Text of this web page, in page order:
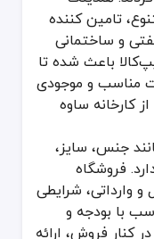
انواع و برندهای مختلف
بزرگ یا خاص، ممکن
سیستم نصب تاسیسات،
از کیفیت و ایمنی
تامین کننده
و ساختمانی
باعث شده تا
مناسب و موجودی
کارخانه ساوه
جنس، سایز،
فروشگاه
وارداتی، شرایطی
با بودجه و
کنار فروش، ارائه